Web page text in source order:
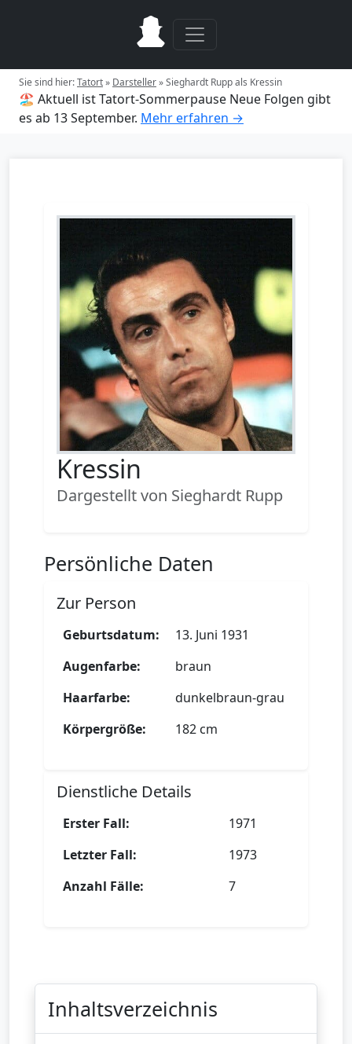
Sie sind hier:Tatort» Darsteller»Sieghardt Rupp als Kressin
🏖️ Aktuell ist Tatort-Sommerpause Neue Folgen gibt
es ab 13 September. Mehr erfahren →
Kressin
Dargestellt von Sieghardt Rupp
Persönliche Daten
Zur Person
Geburtsdatum:
13. Juni 1931
Augenfarbe:
braun
Haarfarbe:
dunkelbraun-grau
Körpergröße:
182 cm
Dienstliche Details
Erster Fall:
1971
Letzter Fall:
1973
Anzahl Fälle:
7
Inhaltsverzeichnis